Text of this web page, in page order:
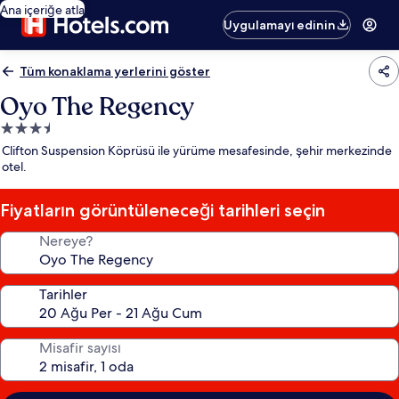
Ana içeriğe atla
Uygulamayı edinin
Tüm konaklama yerlerini göster
Oyo The Regency
3.5
yıldızlı
konaklama
yeri
Clifton Suspension Köprüsü ile yürüme mesafesinde, şehir merkezinde
otel.
Fiyatların görüntüleneceği tarihleri seçin
Nereye?
Tarihler
Misafir sayısı